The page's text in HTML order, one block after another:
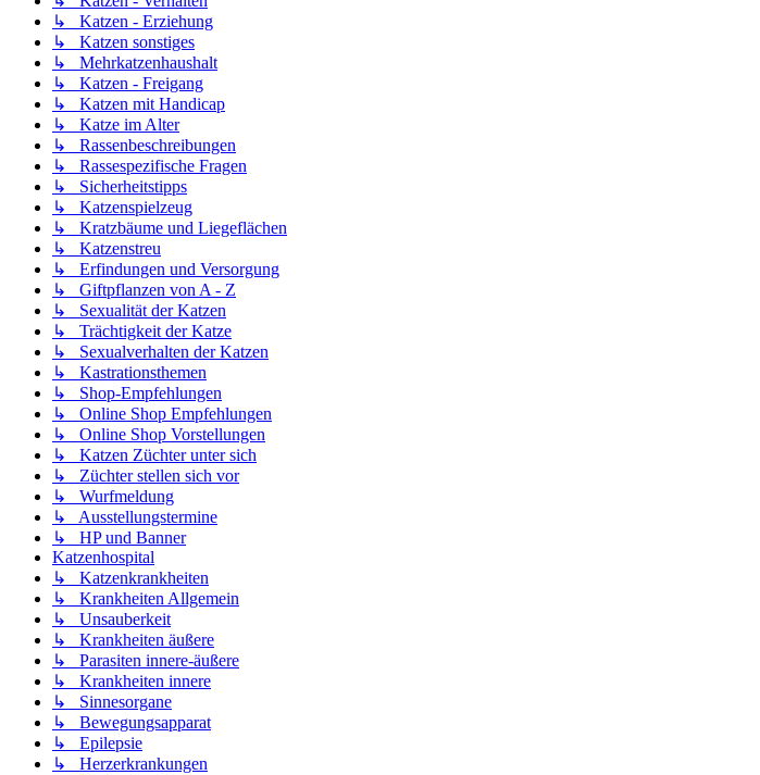
↳ Katzen - Erziehung
↳ Katzen sonstiges
↳ Mehrkatzenhaushalt
↳ Katzen - Freigang
↳ Katzen mit Handicap
↳ Katze im Alter
↳ Rassenbeschreibungen
↳ Rassespezifische Fragen
↳ Sicherheitstipps
↳ Katzenspielzeug
↳ Kratzbäume und Liegeflächen
↳ Katzenstreu
↳ Erfindungen und Versorgung
↳ Giftpflanzen von A - Z
↳ Sexualität der Katzen
↳ Trächtigkeit der Katze
↳ Sexualverhalten der Katzen
↳ Kastrationsthemen
↳ Shop-Empfehlungen
↳ Online Shop Empfehlungen
↳ Online Shop Vorstellungen
↳ Katzen Züchter unter sich
↳ Züchter stellen sich vor
↳ Wurfmeldung
↳ Ausstellungstermine
↳ HP und Banner
Katzenhospital
↳ Katzenkrankheiten
↳ Krankheiten Allgemein
↳ Unsauberkeit
↳ Krankheiten äußere
↳ Parasiten innere-äußere
↳ Krankheiten innere
↳ Sinnesorgane
↳ Bewegungsapparat
↳ Epilepsie
↳ Herzerkrankungen